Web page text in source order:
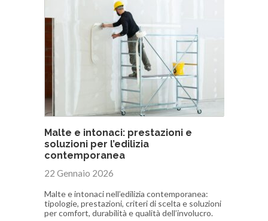
Malte e intonaci: prestazioni e
soluzioni per l’edilizia
contemporanea
22 Gennaio 2026
Malte e intonaci nell’edilizia contemporanea:
tipologie, prestazioni, criteri di scelta e soluzioni
per comfort, durabilità e qualità dell’involucro.